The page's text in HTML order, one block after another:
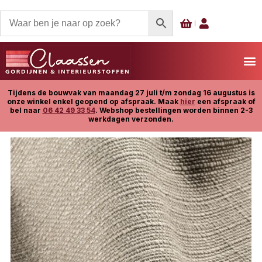
Tijdens de bouwvak van maandag 27 juli t/m zondag 16 augustus is
onze winkel enkel geopend op afspraak. Maak hier een afspraak of
bel naar 06 42 49 33 54. Webshop bestellingen worden binnen 2-3
werkdagen verzonden.